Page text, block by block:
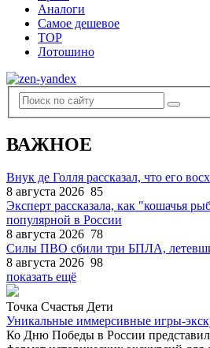
Аналоги
Самое дешевое
TOP
Лотошино
ВАЖНОЕ
Внук де Голля рассказал, что его
8 августа 2026 85
Эксперт рассказала, как "кошачья
популярной в России
8 августа 2026 78
Силы ПВО сбили три БПЛА,
8 августа 2026 98
показать ещё
Точка Счастья Дети
Уникальные иммерсивные игры-
Ко Дню Победы в России